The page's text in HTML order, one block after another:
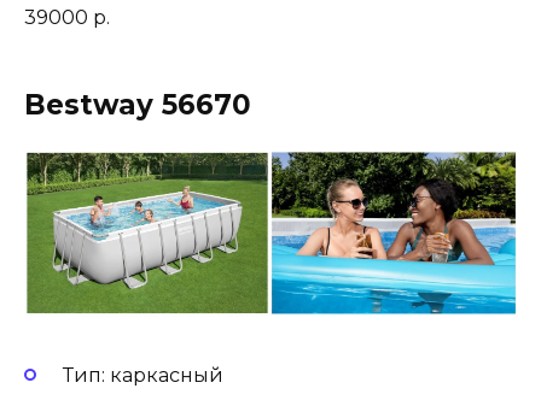
39000 р.
Bestway 56670
Тип: каркасный